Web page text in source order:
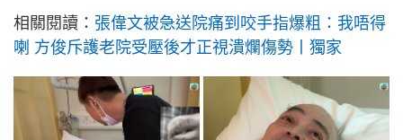
相關閱讀： 張偉文被急送院痛到咬手指爆粗：我唔得
喇 方俊斥護老院受壓後才正視潰爛傷勢丨獨家